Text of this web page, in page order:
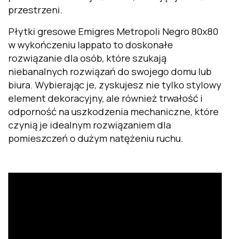
przestrzeni.
Płytki gresowe Emigres Metropoli Negro 80x80
w wykończeniu lappato to doskonałe
rozwiązanie dla osób, które szukają
niebanalnych rozwiązań do swojego domu lub
biura. Wybierając je, zyskujesz nie tylko stylowy
element dekoracyjny, ale również trwałość i
odporność na uszkodzenia mechaniczne, które
czynią je idealnym rozwiązaniem dla
pomieszczeń o dużym natężeniu ruchu.